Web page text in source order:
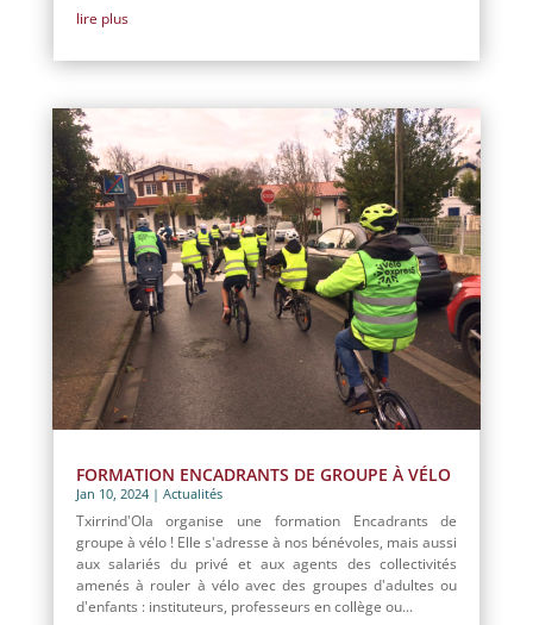
lire plus
FORMATION ENCADRANTS DE GROUPE À VÉLO
Jan 10, 2024| Actualités
Txirrind'Ola organise une formation Encadrants de
groupe à vélo ! Elle s'adresse à nos bénévoles, mais aussi
aux salariés du privé et aux agents des collectivités
amenés à rouler à vélo avec des groupes d'adultes ou
d'enfants : instituteurs, professeurs en collège ou...